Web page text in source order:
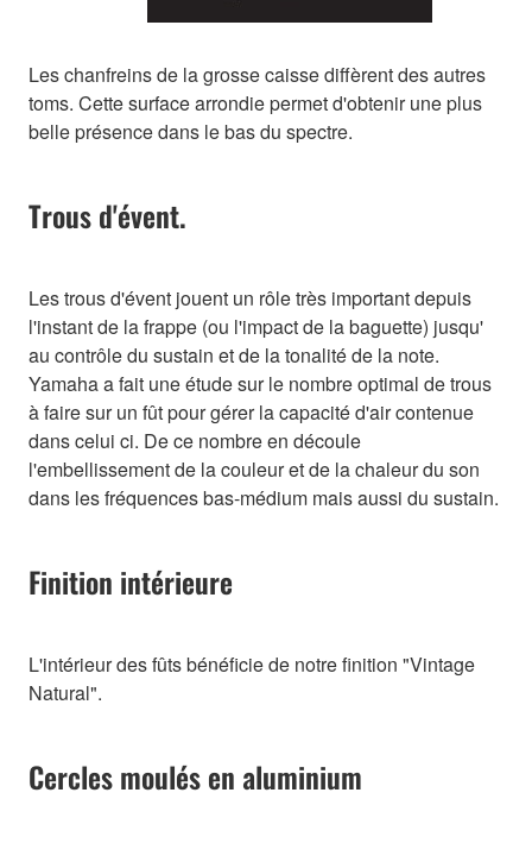
Les chanfreins de la grosse caisse diffèrent des autres
toms. Cette surface arrondie permet d'obtenir une plus
belle présence dans le bas du spectre.
Trous d'évent.
Les trous d'évent jouent un rôle très important depuis
l'instant de la frappe (ou l'impact de la baguette) jusqu'
au contrôle du sustain et de la tonalité de la note.
Yamaha a fait une étude sur le nombre optimal de trous
à faire sur un fût pour gérer la capacité d'air contenue
dans celui ci. De ce nombre en découle
l'embellissement de la couleur et de la chaleur du son
dans les fréquences bas-médium mais aussi du sustain.
Finition intérieure
L'intérieur des fûts bénéficie de notre finition "Vintage
Natural".
Cercles moulés en aluminium